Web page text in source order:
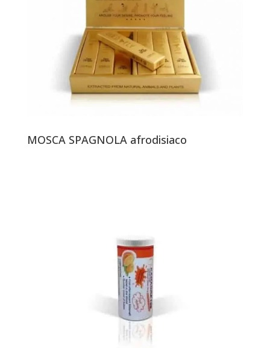
MOSCA SPAGNOLA afrodisiaco